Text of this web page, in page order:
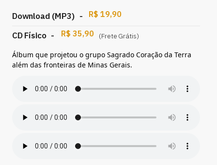
Download (MP3) - R$ 19,90
CD Físico - R$ 35,90 (Frete Grátis)
Álbum que projetou o grupo Sagrado Coração da Terra
além das fronteiras de Minas Gerais.